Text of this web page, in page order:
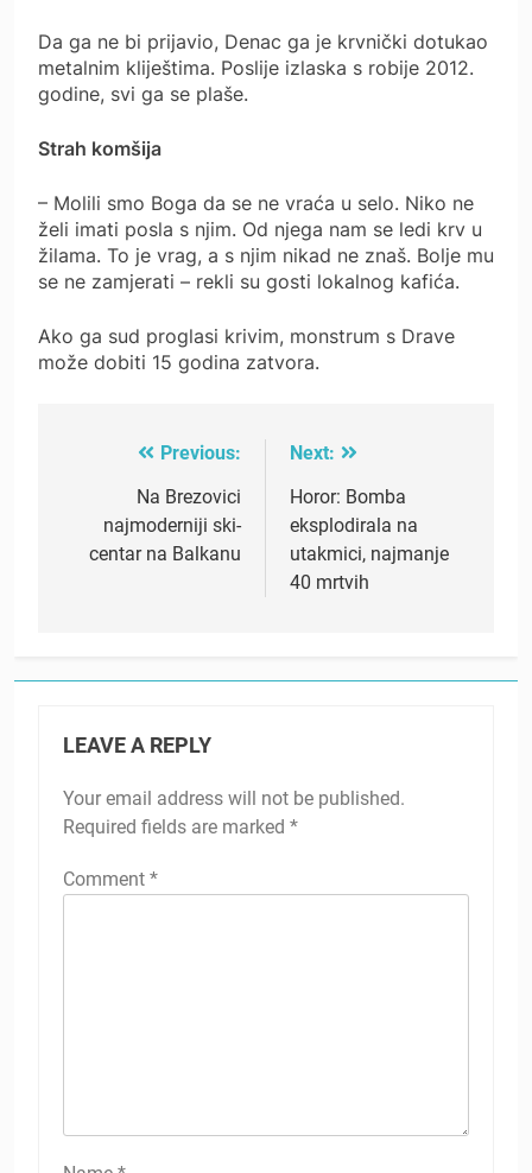
Da ga ne bi prijavio, Denac ga je krvnički dotukao
metalnim kliještima. Poslije izlaska s robije 2012.
godine, svi ga se plaše.
Strah komšija
– Molili smo Boga da se ne vraća u selo. Niko ne
želi imati posla s njim. Od njega nam se ledi krv u
žilama. To je vrag, a s njim nikad ne znaš. Bolje mu
se ne zamjerati – rekli su gosti lokalnog kafića.
Ako ga sud proglasi krivim, monstrum s Drave
može dobiti 15 godina zatvora.
navigation
Previous:
Na Brezovici
najmoderniji ski-
centar na Balkanu
Next:
Horor: Bomba
eksplodirala na
utakmici, najmanje
40 mrtvih
LEAVE A REPLY
Your email address will not be published.
Required fields are marked *
Comment *